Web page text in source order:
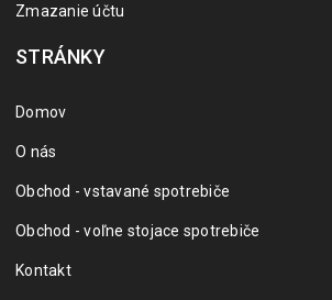
Zmazanie účtu
STRÁNKY
Domov
O nás
Obchod - vstavané spotrebiče
Obchod - voľne stojace spotrebiče
Kontakt